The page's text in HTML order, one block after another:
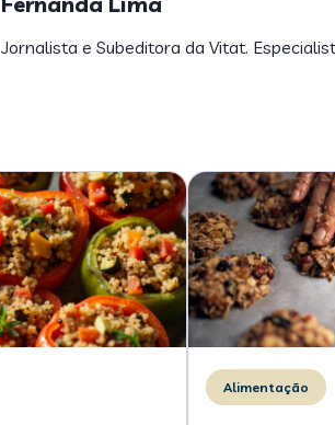
Jornalista e Subeditora da Vitat.
Alimentação